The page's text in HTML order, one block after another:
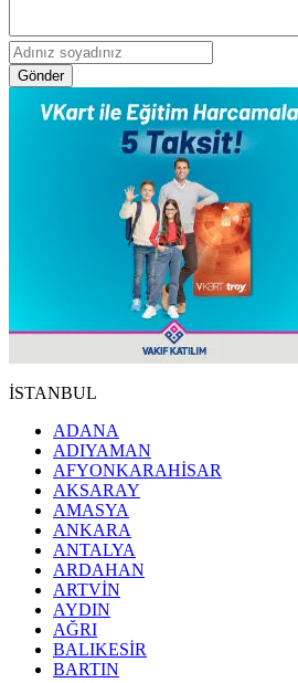
Gönder
İSTANBUL
ADANA
ADIYAMAN
AFYONKARAHİSAR
AKSARAY
AMASYA
ANKARA
ANTALYA
ARDAHAN
ARTVİN
AYDIN
AĞRI
BALIKESİR
BARTIN